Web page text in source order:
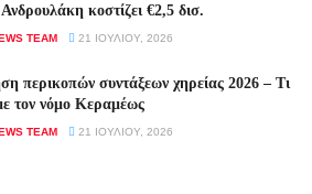
κοστίζει €2,5 δισ.
TEAM 21 ΙΟΥΛΊΟΥ, 2026
περικοπών συντάξεων χηρείας 2026 – Τι
τον νόμο Κεραμέως
TEAM 21 ΙΟΥΛΊΟΥ, 2026